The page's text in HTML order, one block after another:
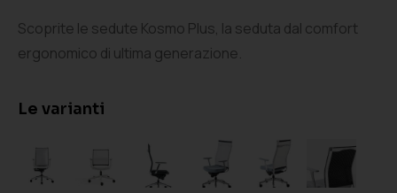
Scoprite le sedute Kosmo Plus, la seduta dal comfort
ergonomico di ultima generazione.
Le varianti